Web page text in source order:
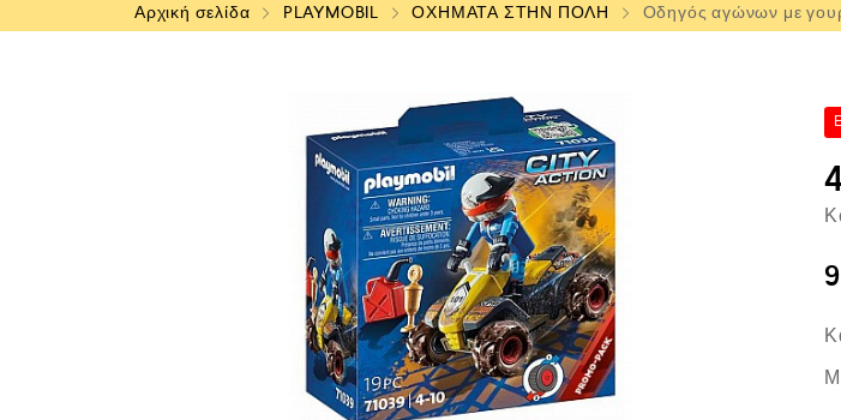
Αρχική σελίδα PLAYMOBIL ΟΧΗΜΑΤΑ ΣΤΗΝ ΠΟΛΗ Οδηγός αγώνων με